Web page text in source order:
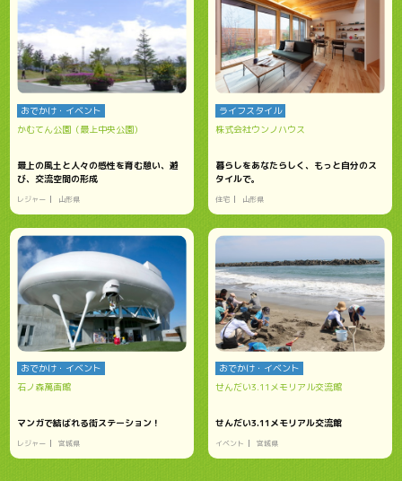
おでかけ・イベント
かむてん公園（最上中央公園）
最上の風土と人々の感性を育む憩い、遊
び、交流空間の形成
レジャー 山形県
ライフスタイル
株式会社ウンノハウス
暮らしをあなたらしく、もっと自分のス
タイルで。
住宅 山形県
おでかけ・イベント
石ノ森萬画館
マンガで結ばれる街ステーション！
レジャー 宮城県
おでかけ・イベント
せんだい3.11メモリアル交流館
せんだい3.11メモリアル交流館
イベント 宮城県